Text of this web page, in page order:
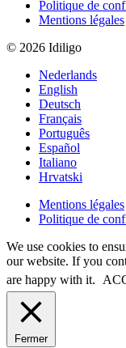
Politique de
Mentions légales
© 2026 Idiligo
Nederlands
English
Deutsch
Français
Português
Español
Italiano
Hrvatski
Mentions légales
Politique de
We use cookies to
our website. If you
are happy with it.
Fermer